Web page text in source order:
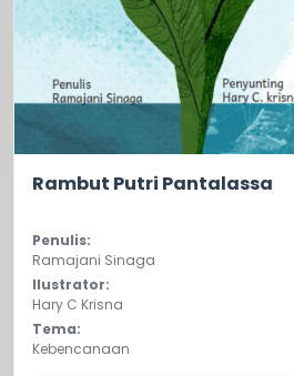
Rambut Putri Pantalassa
Penulis:
Ramajani Sinaga
Ilustrator:
Hary C Krisna
Tema:
Kebencanaan